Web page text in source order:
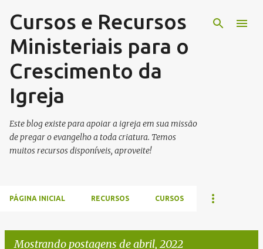
Pular para o conteúdo principal
Cursos e Recursos
Ministeriais para o
Crescimento da
Igreja
Este blog existe para apoiar a igreja em sua missão
de pregar o evangelho a toda criatura. Temos
muitos recursos disponíveis, aproveite!
PÁGINA INICIAL RECURSOS CURSOS
Mostrando postagens de abril, 2022